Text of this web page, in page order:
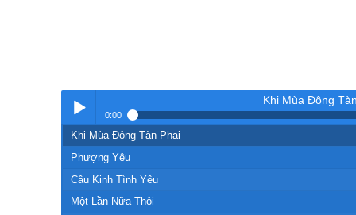
Nhạc
Khi Mùa Đông
0:00
Khi Mùa Đông Tàn Phai
Phượng Yêu
Câu Kinh Tình Yêu
Một Lần Nữa Thôi